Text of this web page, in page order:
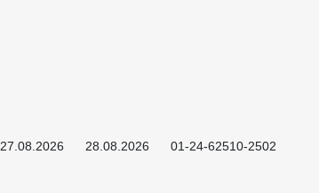
27.08.2026 28.08.2026 01-24-62510-2502